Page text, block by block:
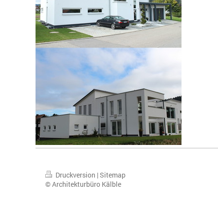
Druckversion |Sitemap
© Architekturbüro Kälble